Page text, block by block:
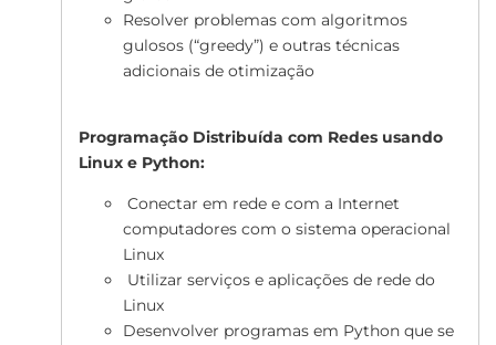
Resolver problemas com algoritmos
gulosos (“greedy”) e outras técnicas
adicionais de otimização
Programação Distribuída com Redes usando
Linux e Python:
Conectar em rede e com a Internet
computadores com o sistema operacional
Linux
Utilizar serviços e aplicações de rede do
Linux
Desenvolver programas em Python que se